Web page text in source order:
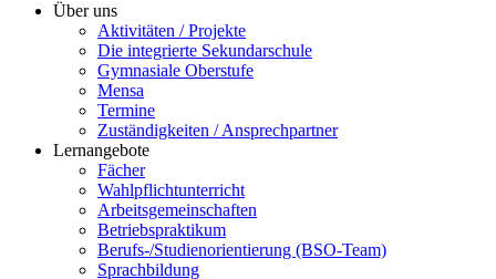
Über uns
Aktivitäten / Projekte
Die integrierte Sekundarschule
Gymnasiale Oberstufe
Mensa
Termine
Zuständigkeiten / Ansprechpartner
Lernangebote
Fächer
Wahlpflichtunterricht
Arbeitsgemeinschaften
Betriebspraktikum
Berufs-/Studienorientierung (BSO-Team)
Sprachbildung